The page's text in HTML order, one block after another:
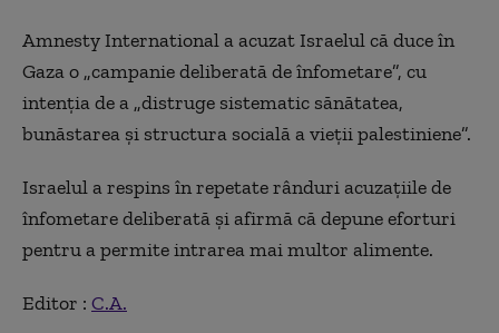
Amnesty International a acuzat Israelul că duce în
Gaza o „campanie deliberată de înfometare”, cu
intenţia de a „distruge sistematic sănătatea,
bunăstarea şi structura socială a vieţii palestiniene”.
Israelul a respins în repetate rânduri acuzaţiile de
înfometare deliberată şi afirmă că depune eforturi
pentru a permite intrarea mai multor alimente.
Editor : C.A.